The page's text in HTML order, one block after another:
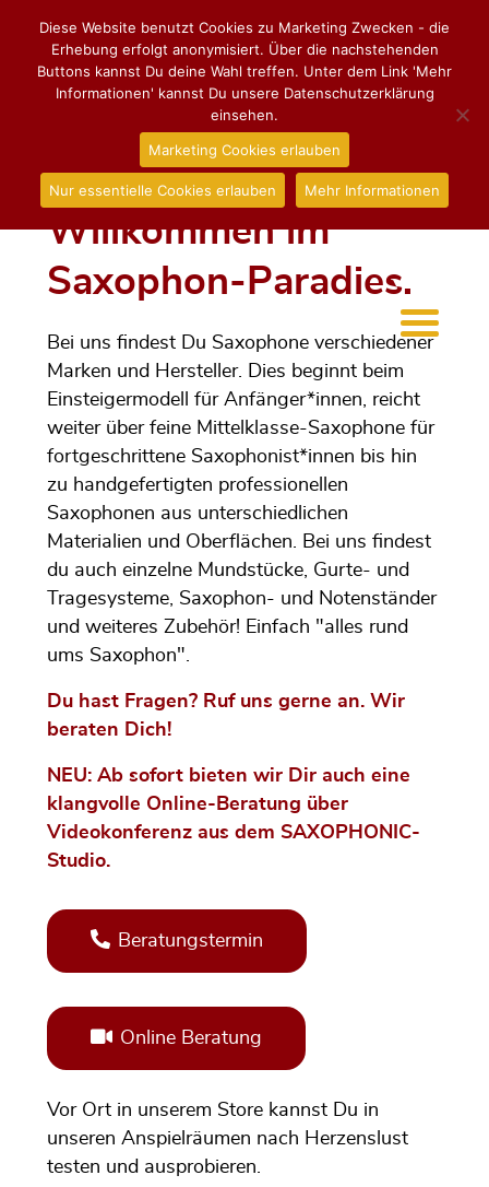
Willkommen im
Saxophon-Paradies.
Bei uns findest Du Saxophone verschiedener
Marken und Hersteller. Dies beginnt beim
Einsteigermodell für Anfänger*innen, reicht
weiter über feine Mittelklasse-Saxophone für
fortgeschrittene Saxophonist*innen bis hin
zu handgefertigten professionellen
Saxophonen aus unterschiedlichen
Materialien und Oberflächen. Bei uns findest
du auch einzelne Mundstücke, Gurte- und
Tragesysteme, Saxophon- und Notenständer
und weiteres Zubehör! Einfach "alles rund
ums Saxophon".
Du hast Fragen? Ruf uns gerne an. Wir
beraten Dich!
NEU: Ab sofort bieten wir Dir auch eine
klangvolle Online-Beratung über
Videokonferenz aus dem SAXOPHONIC-
Studio.
Beratungstermin
Online Beratung
Vor Ort in unserem Store kannst Du in
unseren Anspielräumen nach Herzenslust
testen und ausprobieren.
Diese Website benutzt Cookies zu Marketing Zwecken - die
Erhebung erfolgt anonymisiert. Über die nachstehenden
Buttons kannst Du deine Wahl treffen. Unter dem Link 'Mehr
Informationen' kannst Du unsere Datenschutzerklärung
einsehen.
Marketing Cookies erlauben
Nur essentielle Cookies erlauben Mehr Informationen